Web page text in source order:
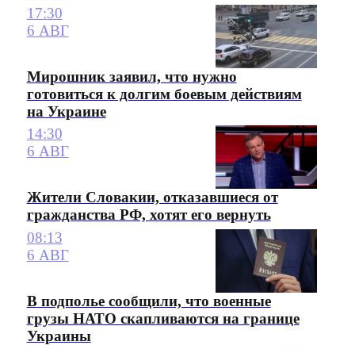
17:30
6 АВГ
Мирошник заявил, что нужно
готовиться к долгим боевым действиям
на Украине
14:30
6 АВГ
Жители Словакии, отказавшиеся от
гражданства РФ, хотят его вернуть
08:13
6 АВГ
В подполье сообщили, что военные
грузы НАТО скапливаются на границе
Украины